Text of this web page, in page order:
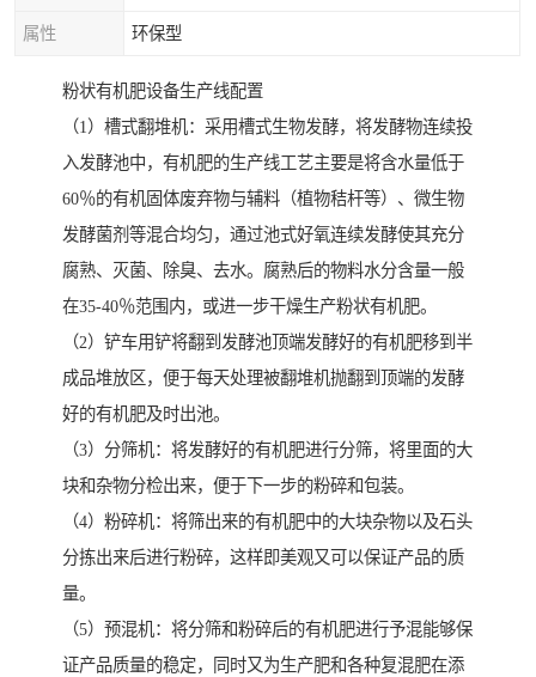
属性 环保型
粉状有机肥设备生产线配置
（1）槽式翻堆机：采用槽式生物发酵，将发酵物连续投
入发酵池中，有机肥的生产线工艺主要是将含水量低于
60％的有机固体废弃物与辅料（植物秸杆等）、微生物
发酵菌剂等混合均匀，通过池式好氧连续发酵使其充分
腐熟、灭菌、除臭、去水。腐熟后的物料水分含量一般
在35-40％范围内，或进一步干燥生产粉状有机肥。
（2）铲车用铲将翻到发酵池顶端发酵好的有机肥移到半
成品堆放区，便于每天处理被翻堆机抛翻到顶端的发酵
好的有机肥及时出池。
（3）分筛机：将发酵好的有机肥进行分筛，将里面的大
块和杂物分检出来，便于下一步的粉碎和包装。
（4）粉碎机：将筛出来的有机肥中的大块杂物以及石头
分拣出来后进行粉碎，这样即美观又可以保证产品的质
量。
（5）预混机：将分筛和粉碎后的有机肥进行予混能够保
证产品质量的稳定，同时又为生产肥和各种复混肥在添